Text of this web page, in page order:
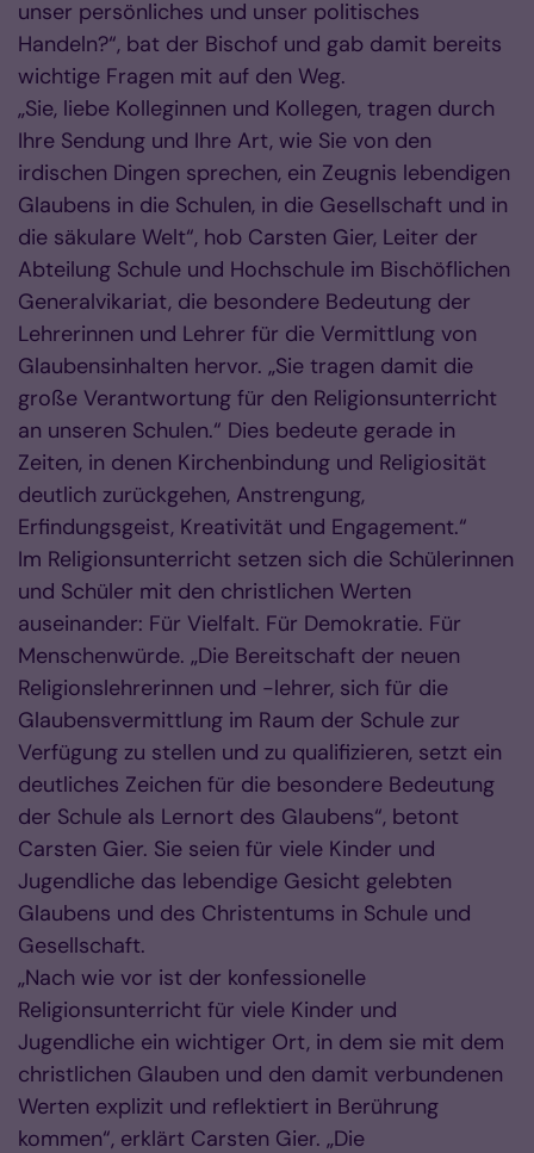
unser persönliches und unser politisches
Handeln?“, bat der Bischof und gab damit bereits
wichtige Fragen mit auf den Weg.
„Sie, liebe Kolleginnen und Kollegen, tragen durch
Ihre Sendung und Ihre Art, wie Sie von den
irdischen Dingen sprechen, ein Zeugnis lebendigen
Glaubens in die Schulen, in die Gesellschaft und in
die säkulare Welt“, hob Carsten Gier, Leiter der
Abteilung Schule und Hochschule im Bischöflichen
Generalvikariat, die besondere Bedeutung der
Lehrerinnen und Lehrer für die Vermittlung von
Glaubensinhalten hervor. „Sie tragen damit die
große Verantwortung für den Religionsunterricht
an unseren Schulen.“ Dies bedeute gerade in
Zeiten, in denen Kirchenbindung und Religiosität
deutlich zurückgehen, Anstrengung,
Erfindungsgeist, Kreativität und Engagement.“
Im Religionsunterricht setzen sich die Schülerinnen
und Schüler mit den christlichen Werten
auseinander: Für Vielfalt. Für Demokratie. Für
Menschenwürde. „Die Bereitschaft der neuen
Religionslehrerinnen und -lehrer, sich für die
Glaubensvermittlung im Raum der Schule zur
Verfügung zu stellen und zu qualifizieren, setzt ein
deutliches Zeichen für die besondere Bedeutung
der Schule als Lernort des Glaubens“, betont
Carsten Gier. Sie seien für viele Kinder und
Jugendliche das lebendige Gesicht gelebten
Glaubens und des Christentums in Schule und
Gesellschaft.
„Nach wie vor ist der konfessionelle
Religionsunterricht für viele Kinder und
Jugendliche ein wichtiger Ort, in dem sie mit dem
christlichen Glauben und den damit verbundenen
Werten explizit und reflektiert in Berührung
kommen“, erklärt Carsten Gier. „Die